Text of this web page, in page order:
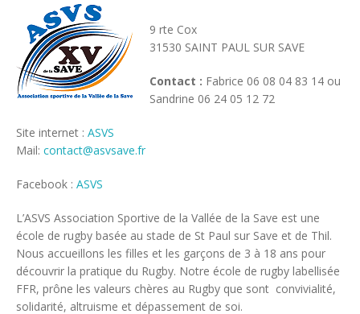
9 rte Cox
31530 SAINT PAUL SUR SAVE
Contact : Fabrice 06 08 04 83 14 ou
Sandrine 06 24 05 12 72
Site internet : ASVS
Mail: contact@asvsave.fr
Facebook : ASVS
L’ASVS Association Sportive de la Vallée de la Save est une
école de rugby basée au stade de St Paul sur Save et de Thil.
Nous accueillons les filles et les garçons de 3 à 18 ans pour
découvrir la pratique du Rugby. Notre école de rugby labellisée
FFR, prône les valeurs chères au Rugby que sont convivialité,
solidarité, altruisme et dépassement de soi.